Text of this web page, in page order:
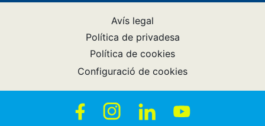
Avís legal
Política de privadesa
Política de cookies
Configuració de cookies